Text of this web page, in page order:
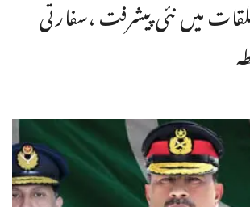
میں نئی پیشرفت ،سفارتی